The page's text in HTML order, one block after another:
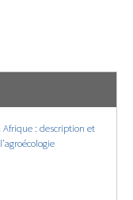
: description et